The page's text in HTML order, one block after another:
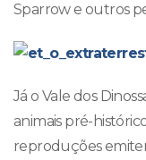
Sparrow e outros
Já o Vale dos
animais pré-
reproduções